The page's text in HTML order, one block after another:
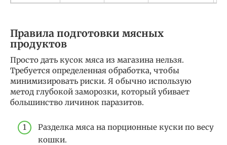
Правила подготовки мясных
продуктов
Просто дать кусок мяса из магазина нельзя.
Требуется определенная обработка, чтобы
минимизировать риски. Я обычно использую
метод глубокой заморозки, который убивает
большинство личинок паразитов.
Разделка мяса на порционные куски по весу
кошки.